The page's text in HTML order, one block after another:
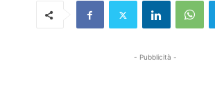
- Pubblicità -